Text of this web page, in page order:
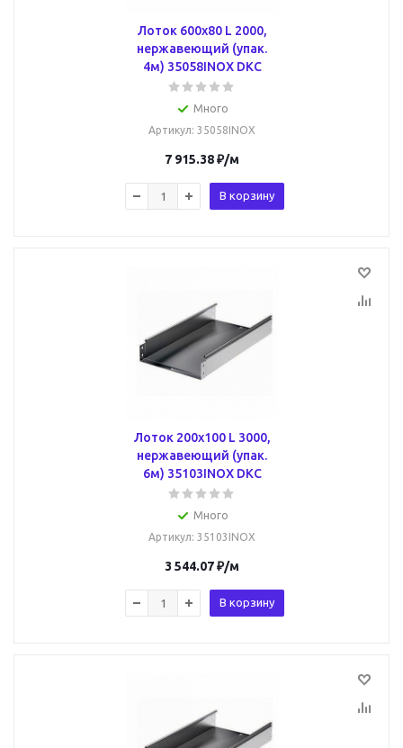
Лоток 600х80 L 2000,
нержавеющий (упак.
4м) 35058INOX DKC
Много
Артикул: 35058INOX
7 915.38₽/м
В корзину
Лоток 200х100 L 3000,
нержавеющий (упак.
6м) 35103INOX DKC
Много
Артикул: 35103INOX
3 544.07₽/м
В корзину